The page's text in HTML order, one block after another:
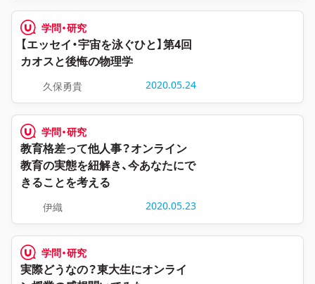
学問・研究
【エッセイ・宇宙を泳ぐひと】第4回
カオスと後悔の物理学
久保勇貴 2020.05.24
学問・研究
教育格差って他人事？オンライン
教育の実態を紐解き、今あなたにで
きることを考える
伊織 2020.05.23
学問・研究
実際どうなの？東大生にオンライ